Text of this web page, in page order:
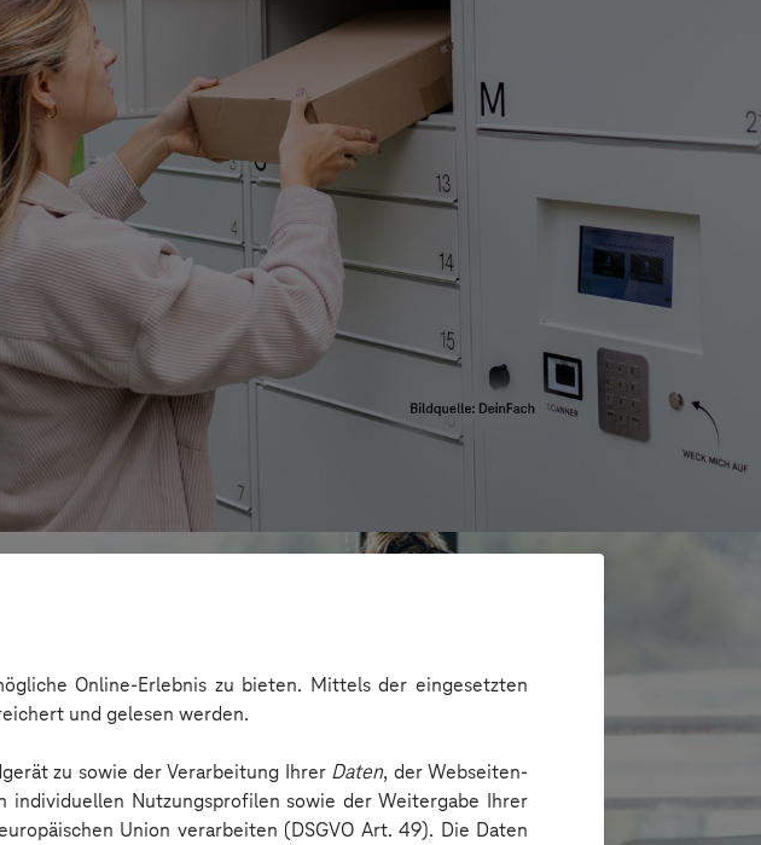
Online-Erlebnis zu bieten. Mittels der eingesetzten
und gelesen werden.
zu sowie der Verarbeitung Ihrer Daten, der Webseiten-
Nutzungsprofilen sowie der Weitergabe Ihrer
Union verarbeiten (DSGVO Art. 49). Die Daten